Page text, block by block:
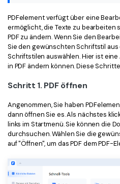
Finanzen
Regierung
Veröffentlichung
Freiberufler
Alle PDF-Funktionen
Kostenlose PDF-Vorlagen
Bearbeiten, Drucken und
PDF-Wissen
PDF-bezogene
Download-Zentrum
Laden Sie die
PDFelement verfügt über eine
ermöglicht, die Texte zu bearbeiten
PDF zu ändern. Wenn Sie den
Sie den gewünschten Schriftstil
Schriftstilen auswählen. Hier ist
in PDF ändern können. Diese
Schritt 1. PDF öffnen
Angenommen, Sie haben
dann öffnen Sie es. Als nächstes
links im Startmenü. Sie können die
durchsuchen. Wählen Sie die
auf "Öffnen", um das PDF dem PDF-